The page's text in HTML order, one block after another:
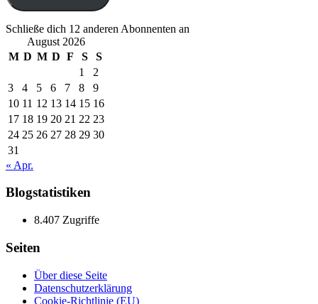
Schließe dich 12 anderen Abonnenten an
August 2026
M D M D F S
S
1
2
3
4 5 6 7 8
9
10 11 12 13 14 15 16
17 18 19 20 21 22 23
24 25 26 27 28 29 30
31
« Apr.
Blogstatistiken
8.407 Zugriffe
Seiten
Über diese Seite
Datenschutzerklärung
Cookie-Richtlinie (EU)